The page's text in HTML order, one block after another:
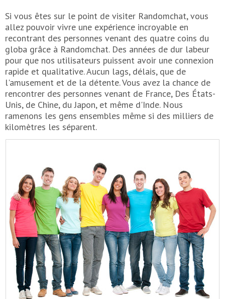
Si vous êtes sur le point de visiter Randomchat, vous
allez pouvoir vivre une expérience incroyable en
recontrant des personnes venant des quatre coins du
globa grâce à Randomchat. Des années de dur labeur
pour que nos utilisateurs puissent avoir une connexion
rapide et qualitative. Aucun lags, délais, que de
l'amusement et de la détente. Vous avez la chance de
rencontrer des personnes venant de France, Des États-
Unis, de Chine, du Japon, et même d'Inde. Nous
ramenons les gens ensembles même si des milliers de
kilomètres les séparent.